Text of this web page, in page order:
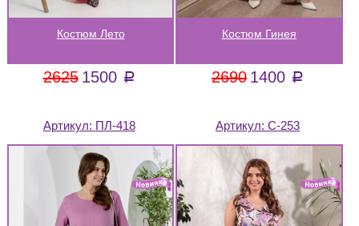
Костюм Лето
2625 1500 a
Костюм Гинея
2690 1400 a
Артикул: ПЛ-418 Артикул: С-253